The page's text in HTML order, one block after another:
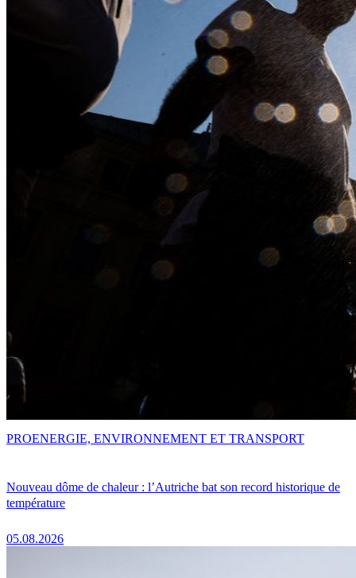
Nouveau dôme de chaleur : l’Autriche bat son record historique de
température
05.08.2026
PROENERGIE, ENVIRONNEMENT ET TRANSPORT